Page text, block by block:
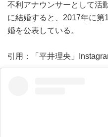
不利アナウンサーとして活
に結婚すると、2017年に
婚を公表している。
引用：「平井理央」